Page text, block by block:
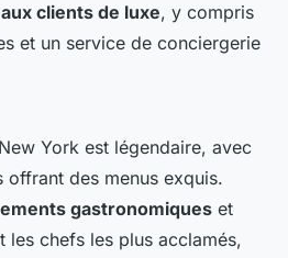
clients de luxe, y compris
et un service de conciergerie
York est légendaire, avec
offrant des menus exquis.
gastronomiques et
les chefs les plus acclamés,